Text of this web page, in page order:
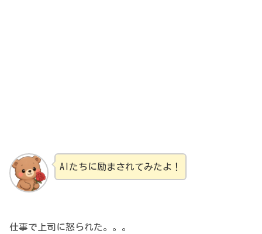
AIたちに励まされてみたよ！
仕事で上司に怒られた。。。